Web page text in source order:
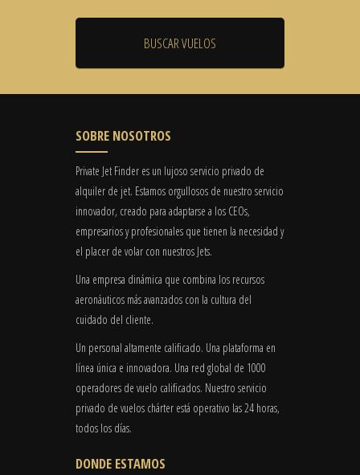
SOBRE NOSOTROS
Private Jet Finder es un lujoso servicio privado de
alquiler de jet. Estamos orgullosos de nuestro servicio
innovador, creado para adaptarse a los CEOs,
empresarios y profesionales que tienen la necesidad y
el placer de volar con nuestros Jets.
Una empresa dinámica que combina los recursos
aeronáuticos más avanzados con la cultura del
cuidado del cliente.
Un personal altamente calificado. Una plataforma en
línea única e innovadora. Una red global de 1000
operadores de vuelo calificados. Nuestro servicio
privado de vuelos chárter está operativo las 24 horas,
todos los días.
DONDE ESTAMOS